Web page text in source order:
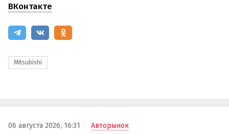
ВКонтакте
Mitsubishi
06 августа 2026, 16:31 Авторынок